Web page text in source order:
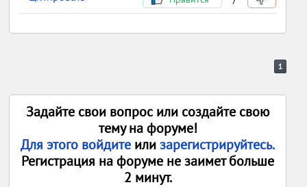
1
Задайте свои вопрос или создайте свою
тему на форуме!
Для этого войдите илизарегистрируйтесь.
Регистрация на форуме не заимет больше
2 минут.